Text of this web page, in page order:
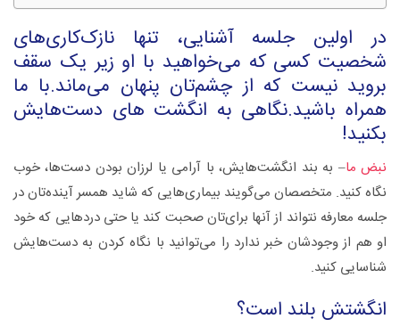
در اولین جلسه آشنایی، تنها نازک‌کاری‌های
شخصیت کسی که می‌خواهید با او زیر یک سقف
بروید نیست که از چشم‌تان پنهان می‌ماند.با ما
همراه باشید.نگاهی به انگشت های دست‌هایش
بکنید!
نبض ما– به بند انگشت‌هایش، با آرامی یا لرزان بودن دست‌ها، خوب
نگاه کنید. متخصصان می‌گویند بیماری‌هایی که شاید همسر آینده‌تان در
جلسه معارفه نتواند از آنها برای‌تان صحبت کند یا حتی دردهایی که خود
او هم از وجود‌شان خبر ندارد را می‌توانید با نگاه کردن به دست‌هایش
شناسایی کنید.
انگشتش بلند است؟